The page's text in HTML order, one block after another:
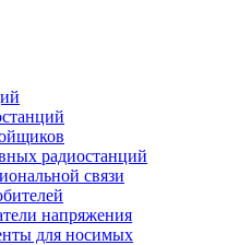
радиостанций
связи
напряжения
для носимых